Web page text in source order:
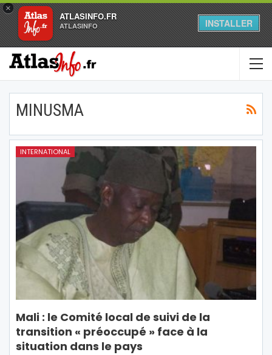
×
ATLASINFO.FR
ATLASINFO INSTALLER
MINUSMA
INTERNATIONAL
Mali : le Comité local de suivi de la
transition « préoccupé » face à la
situation dans le pays